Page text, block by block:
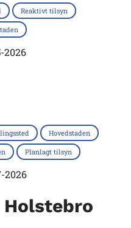
Reaktivt tilsyn
2026
Hovedstaden
Planlagt tilsyn
2026